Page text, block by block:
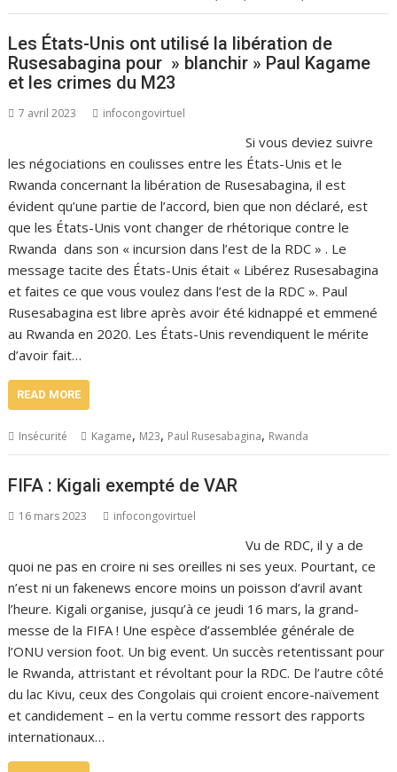
Les États-Unis ont utilisé la libération de
Rusesabagina pour » blanchir » Paul Kagame
et les crimes du M23
7 avril 2023 infocongovirtuel
Si vous deviez suivre
les négociations en coulisses entre les États-Unis et le
Rwanda concernant la libération de Rusesabagina, il est
évident qu’une partie de l’accord, bien que non déclaré, est
que les États-Unis vont changer de rhétorique contre le
Rwanda dans son « incursion dans l’est de la RDC » . Le
message tacite des États-Unis était « Libérez Rusesabagina
et faites ce que vous voulez dans l’est de la RDC ». Paul
Rusesabagina est libre après avoir été kidnappé et emmené
au Rwanda en 2020. Les États-Unis revendiquent le mérite
d’avoir fait…
READ MORE
Insécurité Kagame, M23, Paul Rusesabagina, Rwanda
FIFA : Kigali exempté de VAR
16 mars 2023 infocongovirtuel
Vu de RDC, il y a de
quoi ne pas en croire ni ses oreilles ni ses yeux. Pourtant, ce
n’est ni un fakenews encore moins un poisson d’avril avant
l’heure. Kigali organise, jusqu’à ce jeudi 16 mars, la grand-
messe de la FIFA ! Une espèce d’assemblée générale de
l’ONU version foot. Un big event. Un succès retentissant pour
le Rwanda, attristant et révoltant pour la RDC. De l’autre côté
du lac Kivu, ceux des Congolais qui croient encore-naïvement
et candidement – en la vertu comme ressort des rapports
internationaux…